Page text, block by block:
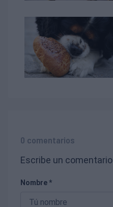
0 comentarios
Escribe un comentario
Nombre *